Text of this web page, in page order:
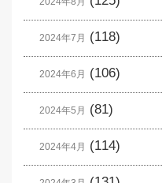
2024年7月 (118)
2024年6月 (106)
2024年5月 (81)
2024年4月 (114)